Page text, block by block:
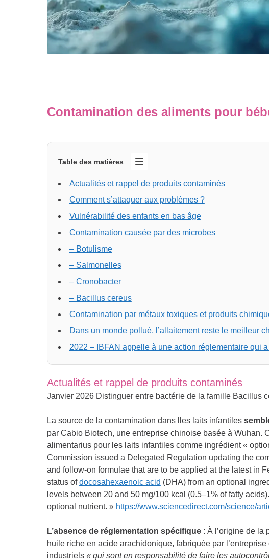
Contamination des aliments pour
Table des matières
Actualités et rappel de produits contaminés
Comment s’attaquer aux problèmes ?
Vulnérabilité des enfants en bas âge
Contamination causée par des microbes
– Botulisme
– Salmonelles
– Cronobacter
– Bacillus cereus
Contamination par métaux toxiques et produits
Dans un monde pollué, l’allaitement reste le meilleur
2022 – IBFAN appelle à une action réglementaire qui
Actualités et rappel de produits contaminés
Janvier 2026 Distinguer entre bactérie de la famille Bacillus
La source de la contamination dans lles laits infantiles
par Cabio Biotech, une entreprise chinoise basée à Wuhan.
alimentarius pour les laits infantiles comme ingrédient «
Commission issued a Delegated Regulation updating the
and follow-on formulae that are to be applied at the latest in
status ofdocosahexaenoic acid (DHA) from an optional
levels between 20 and 50 mg/100 kcal (0.5–1% of fatty
optional nutrient. » https://www.sciencedirect.com/science/
L’absence de réglementation spécifique: À l’origine de la
huile riche en acide arachidonique, fabriquée par
industriels« qui sont en responsabilité de faire les